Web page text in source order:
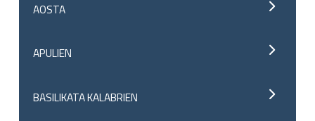
AOSTA
APULIEN
BASILIKATA KALABRIEN